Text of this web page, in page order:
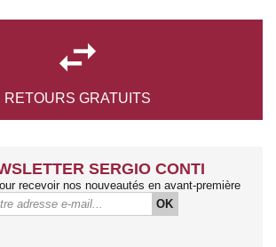

RETOURS GRATUITS
SERGIO CONTI
recevoir nos nouveautés en avant-première
OK